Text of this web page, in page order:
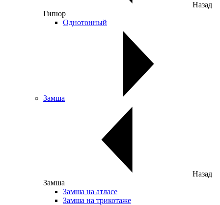
Назад
Гипюр
Однотонный
Замша
Назад
Замша
Замша на атласе
Замша на трикотаже